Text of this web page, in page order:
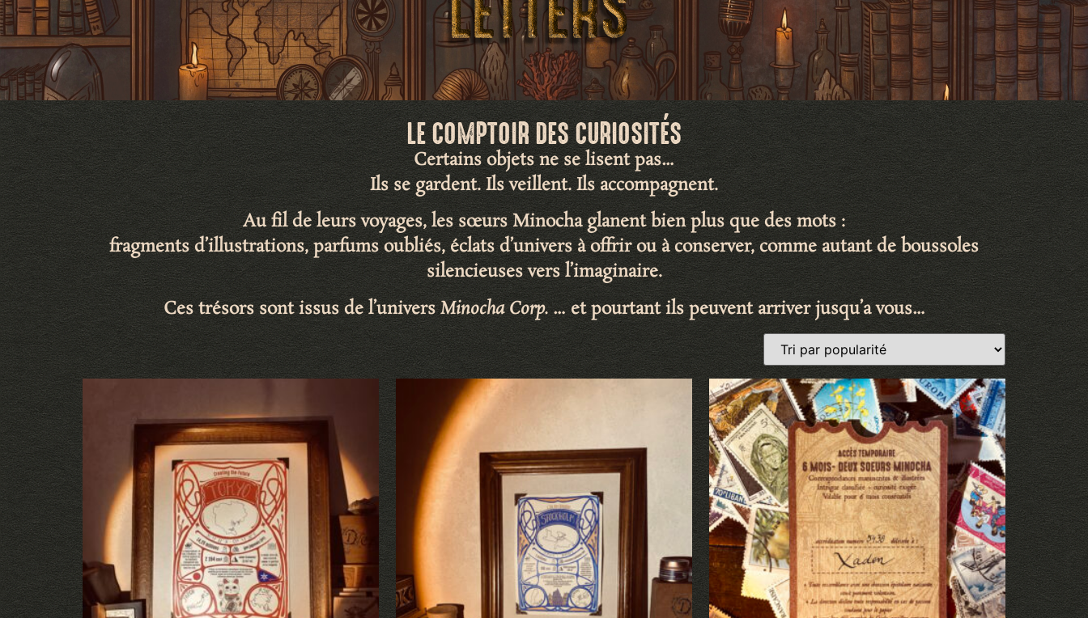
LE COMPTOIR DES CURIOSITÉS
Certains objets ne se lisent pas…
Ils se gardent. Ils veillent. Ils accompagnent.
Au fil de leurs voyages, les sœurs Minocha glanent bien plus que des mots :
fragments d’illustrations,parfums oubliés, éclats d’universà offrir ou à conserver, comme autant deboussoles
silencieuses vers l’imaginaire.
Ces trésors sont issus de l’universMinocha Corp.… et pourtant ils peuvent arriver jusqu’a vous…